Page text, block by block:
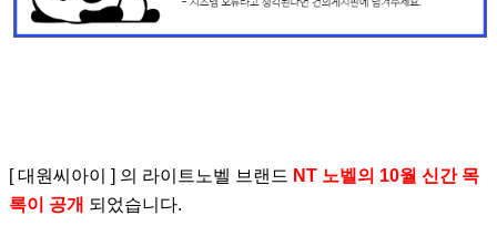
[ 대원씨아이 ] 의 라이트노벨 브랜드 NT 노벨의 10월 신간 목
록이 공개 되었습니다.